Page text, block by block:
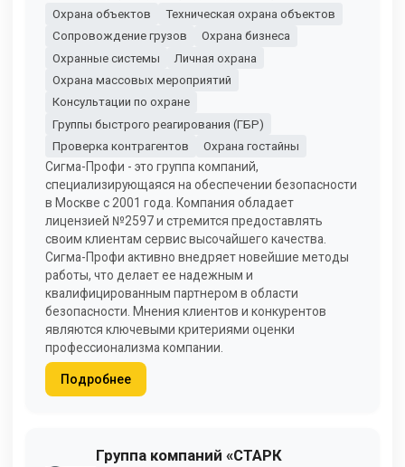
Охрана объектов
Техническая охрана объектов
Сопровождение грузов
Охрана бизнеса
Охранные системы
Личная охрана
Охрана массовых мероприятий
Консультации по охране
Группы быстрого реагирования (ГБР)
Проверка контрагентов
Охрана гостайны
Сигма-Профи - это группа компаний,
специализирующаяся на обеспечении безопасности
в Москве с 2001 года. Компания обладает
лицензией №2597 и стремится предоставлять
своим клиентам сервис высочайшего качества.
Сигма-Профи активно внедряет новейшие методы
работы, что делает ее надежным и
квалифицированным партнером в области
безопасности. Мнения клиентов и конкурентов
являются ключевыми критериями оценки
профессионализма компании.
Подробнее
Группа компаний «СТАРК